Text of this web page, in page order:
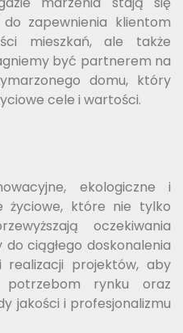
zapewnienia klientom
mieszkań, ale także
być partnerem na
domu, który
cele i wartości.
ekologiczne i
życiowe, które nie tylko
oczekiwania
ciągłego doskonalenia
realizacji projektów, aby
potrzebom rynku oraz
jakości i profesjonalizmu